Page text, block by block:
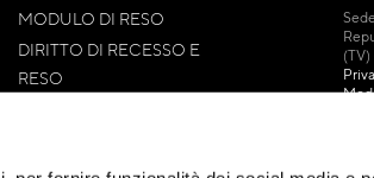
MODULO DI RESO
DIRITTO DI RECESSO E
RESO
PAGAMENTO